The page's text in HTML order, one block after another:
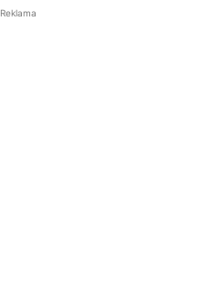
Reklama